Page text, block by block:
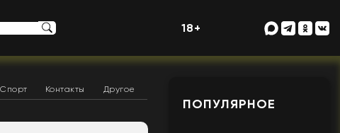
18+
Спорт Контакты Другое
ПОПУЛЯРНОЕ